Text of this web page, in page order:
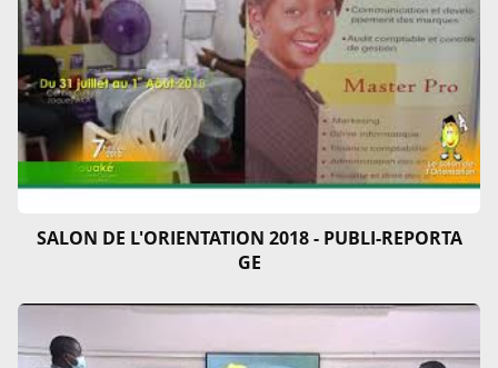
SALON DE L'ORIENTATION 2018 - PUBLI-REPORTA
GE